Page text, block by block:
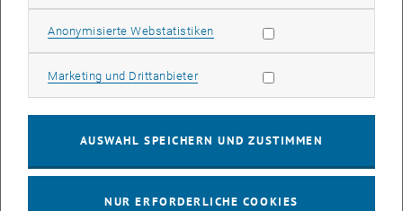
Bauens und Sanierens mit hohem Impact
Projektpartner
Anonymisierte WebstatistikenStatistik Cookies zulassen
Marketing und DrittanbieterMarketing Cookies zulassen
AUSWAHL SPEICHERN UND ZUSTIMMEN
NUR ERFORDERLICHE COOKIES